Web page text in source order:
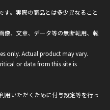
。実際の商品とは多少異なること
像、文章、データ等の無断転用、転
only. Actual product may vary.
or data from this site is
いただくために付与設定等を行っ